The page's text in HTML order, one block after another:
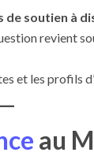
de soutien à
revient
et les profils
au